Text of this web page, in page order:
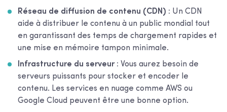
Réseau de diffusion de contenu (CDN) : Un CDN
aide à distribuer le contenu à un public mondial tout
en garantissant des temps de chargement rapides et
une mise en mémoire tampon minimale.
Infrastructure du serveur : Vous aurez besoin de
serveurs puissants pour stocker et encoder le
contenu. Les services en nuage comme AWS ou
Google Cloud peuvent être une bonne option.